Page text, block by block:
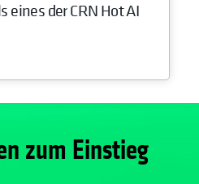
eines der CRN Hot AI
zum Einstieg